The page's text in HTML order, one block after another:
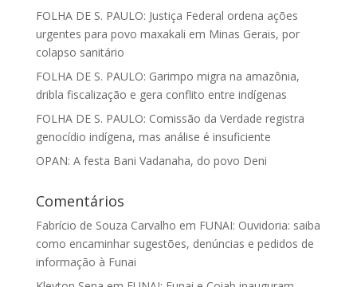
FOLHA DE S. PAULO: Justiça Federal ordena ações
urgentes para povo maxakali em Minas Gerais, por
colapso sanitário
FOLHA DE S. PAULO: Garimpo migra na amazônia,
dribla fiscalização e gera conflito entre indígenas
FOLHA DE S. PAULO: Comissão da Verdade registra
genocídio indígena, mas análise é insuficiente
OPAN: A festa Bani Vadanaha, do povo Deni
Comentários
Fabrício de Souza Carvalho em FUNAI: Ouvidoria: saiba
como encaminhar sugestões, denúncias e pedidos de
informação à Funai